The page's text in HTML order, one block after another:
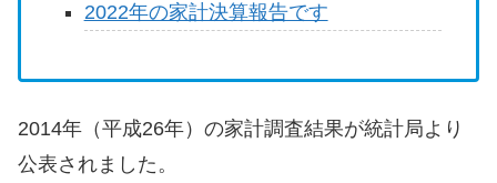
2022年の家計決算報告です
2014年（平成26年）の家計調査結果が統計局より
公表されました。